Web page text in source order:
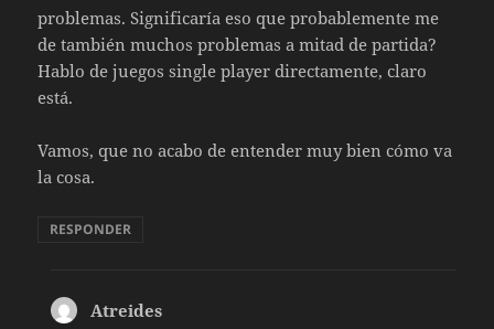
problemas. Significaría eso que probablemente me
de también muchos problemas a mitad de partida?
Hablo de juegos single player directamente, claro
está.
Vamos, que no acabo de entender muy bien cómo va
la cosa.
RESPONDER
Atreides